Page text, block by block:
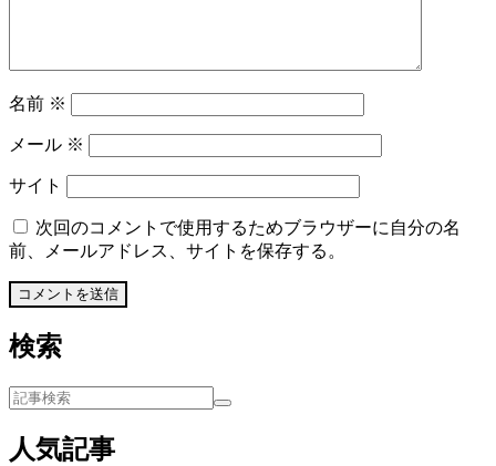
名前 ※
メール ※
サイト
次回のコメントで使用するためブラウザーに自分の名
前、メールアドレス、サイトを保存する。
検索
人気記事